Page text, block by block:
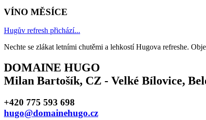
VÍNO MĚSÍCE
Hugův refresh přichází...
Nechte se zlákat letními chutěmi a lehkostí Hugova refreshe.
DOMAINE HUGO
Milan Bartošík, CZ - Velké Bílovice,
+420 775 593 698
hugo@domainehugo.cz